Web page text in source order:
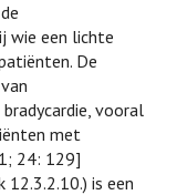
wie een lichte
De
vooral
met
24: 129]
12.3.2.10.) is een